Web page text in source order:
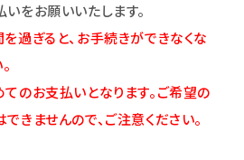
をお願いいたします。
過ぎると、お手続きができなくな
のお支払いとなります。ご希望の
きませんので、ご注意ください。